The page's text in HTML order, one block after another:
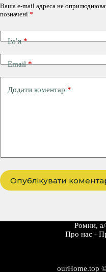
Ваша e-mail адреса не
позначені *
Ім’я*
Email*
Додати коментар *
Опублікувати
Ромни,
Про наc -
ourHome.top